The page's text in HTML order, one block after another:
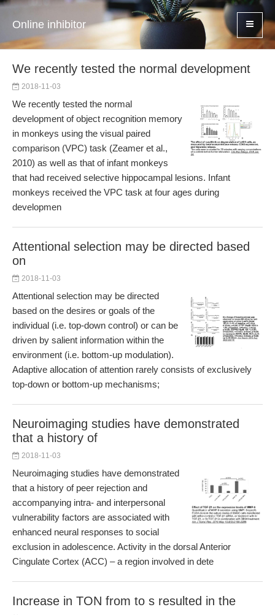
Online inhibitor
We recently tested the normal development
2018-11-03
We recently tested the normal
development of object recognition memory
in monkeys using the visual paired
comparison (VPC) task (Zeamer et al.,
2010) as well as that of infant monkeys
that had received selective hippocampal lesions. Infant
monkeys received the VPC task at four ages during
developmen
Attentional selection may be directed based
on
2018-11-03
Attentional selection may be directed
based on the desires or goals of the
individual (i.e. top-down control) or can be
driven by salient information within the
environment (i.e. bottom-up modulation).
Adaptive allocation of attention rarely consists of exclusively
top-down or bottom-up mechanisms;
Neuroimaging studies have demonstrated
that a history of
2018-11-03
Neuroimaging studies have demonstrated
that a history of peer rejection and
accompanying intra- and interpersonal
vulnerability factors are associated with
enhanced neural responses to social
exclusion in adolescence. Activity in the dorsal Anterior
Cingulate Cortex (ACC) – a region involved in dete
Increase in TON from to s resulted in the